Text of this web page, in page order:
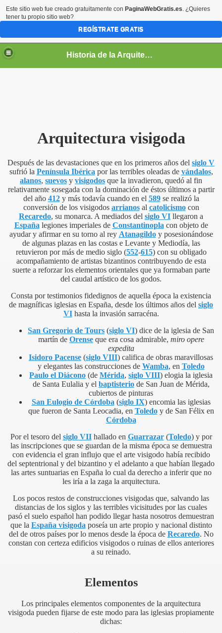
Historia de la Arquitectura
Arquitectura visigoda
Después de las devastaciones que en los primeros años del siglo V
sufrió la Península Ibérica por las terribles oleadas de vándalos,
alanos, suevos y visigodos que la invadieron, quedó al fin
relativamente sosegada con la dominación de éstos últimos a partir
del año 412y más todavía cuando en el 589se realizó la
conversión de los visigodos arrianosal catolicismocon
Recaredo, su monarca. A mediados del siglo VI llegaron a
España legiones imperiales de Constantinopla con objeto de
ayudar y afirmar en su torno al rey Atanagildoy posesionándose
de algunas plazas en las costas e Levante y Mediodía, las
retuvieron por más de medio siglo (552-615) con su obligado
acompañamiento de artistas bizantinos contribuyendo de esta
suerte a reforzar los elementos orientales que ya formaban parte
del caudal artístico de los godos.
Consta por testimonios fidedignos de aquella época la existencia
de magníficas iglesias en España, desde los últimos años del siglo
VIhasta la invasión sarracéna.
San Gregorio de Tours (siglo VI) dice de la iglesia de San
martín de Orenseque era cosa admirable, miro opere
expedita
Isidoro Pacense (siglo VIII) califica de obras maravillosas
y elegantes las construcciones de Wamba, en Toledo
Paulo el Diácono (de Mérida, siglo VIII) elogia la iglesia
de Santa Eulalia y el baptisteriode San Juan de Mérida,
cubiertos de pinturas
San Eulogio de Córdoba (siglo IX) encomia las iglesias
que fueron de Santa Leocadia, en Toledoy de San Félix en
Córdoba
Por el tesoro del siglo VIIhallado en Guarrazar(Toledo) y por
las inscripciones que se guardan de la misma época se demuestra
con evidencia el gran influjo que el arte visigodo había recibido
del septentrional y del bizantino y el adelanto a que habían llegado
las artes suntuarias en España lo cual da derecho a inferir que no
les iría a la zaga la arquitectura.
Los pocos restos de construcciones visigodas que, salvando las
distancias de los siglos y las terribles vicisitudes por las cuales
pasó el suelo español han podido llegar hasta nosotros demuestran
que la España visigoda poseía un arte propio y nacional distinto
del de otros países por lo menos desde la época de Recaredo. No
constan con certeza edificios visigodos o ruinas de ellos anteriores
a su reinado.
Elementos
Los principales elementos componentes de la arquitectura
visigoda pueden fijarse de este modo para las iglesias propiamente
dichas:
Este sitio web fue creado gratuitamente con PaginaWebGratis.es. ¿Quieres
tener tu propio sitio web?
REGÍSTRATE GRATIS